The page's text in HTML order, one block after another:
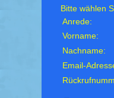
Bitte wählen
Anrede:
Vorname:
Nachname:
Email-